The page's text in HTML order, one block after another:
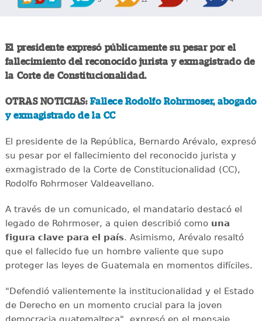
El presidente expresó públicamente su pesar por el
fallecimiento del reconocido jurista y exmagistrado de
la Corte de Constitucionalidad.
OTRAS NOTICIAS: Fallece Rodolfo Rohrmoser, abogado
y exmagistrado de la CC
El presidente de la República, Bernardo Arévalo, expresó
su pesar por el fallecimiento del reconocido jurista y
exmagistrado de la Corte de Constitucionalidad (CC),
Rodolfo Rohrmoser Valdeavellano.
A través de un comunicado, el mandatario destacó el
legado de Rohrmoser, a quien describió comouna
figura clave para el país. Asimismo, Arévalo resaltó
que el fallecido fue un hombre valiente que supo
proteger las leyes de Guatemala en momentos difíciles.
"Defendió valientemente la institucionalidad y el Estado
de Derecho en un momento crucial para la joven